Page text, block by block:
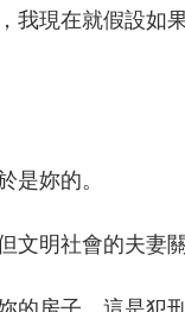
我現在就假設如
是妳的。
文明社會的夫妻